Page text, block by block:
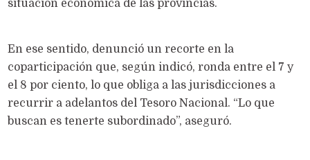
situación económica de las provincias.
En ese sentido, denunció un recorte en la
coparticipación que, según indicó, ronda entre el 7 y
el 8 por ciento, lo que obliga a las jurisdicciones a
recurrir a adelantos del Tesoro Nacional. “Lo que
buscan es tenerte subordinado”, aseguró.